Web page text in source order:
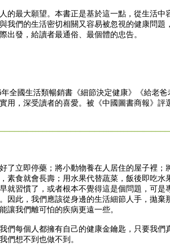
最大願望。本書正是基於這一點，從生活中
我們的生活密切相關又容易被忽視的健康問題，
出發，給讀者最通俗、最個體的忠告。
國生活類暢銷書《細節決定健康》《給老爸
用，深受讀者的喜愛。被《中國圖書商報》評
立即停藥；將小動物養在人居住的屋子裡；
素食就會長壽；用水果代替蔬菜，飯後即吃水
習慣了，或者根本不覺得這是個問題，可是
因此，我們應該從身邊的生活細節人手，拋棄
讓我們離可怕的疾病更遠一些。
每個人都擁有自己的健康金鑰匙，只要我們
們想不到也做不到。